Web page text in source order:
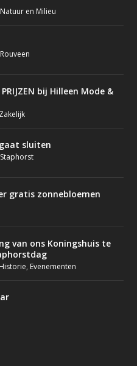
Natuur en Milieu
Rouveen
PRIJZEN bij Hilleen Mode &
Zakelijk
sluiten
Staphorst
gratis zonnebloemen
van ons Koningshuis te
, Evenementen